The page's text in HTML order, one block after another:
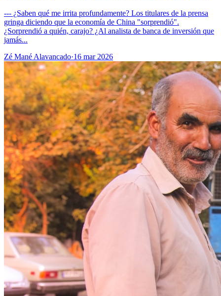
--- ¿Saben qué me irrita profundamente? Los titulares de la prensa
gringa diciendo que la economía de China "sorprendió".
¿Sorprendió a quién, carajo? ¿Al analista de banca de inversión que
jamás...
Zé Mané Alavancado·16 mar 2026